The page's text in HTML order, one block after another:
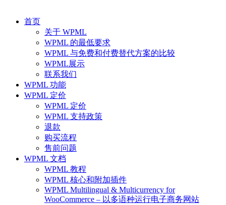
首页
关于 WPML
WPML 的最低要求
WPML 与免费和付费替代方案的比较
WPML展示
联系我们
WPML 功能
WPML 定价
WPML 定价
WPML 支持政策
退款
购买流程
售前问题
WPML 文档
WPML 教程
WPML 核心和附加插件
WPML Multilingual & Multicurrency for
WooCommerce – 以多语种运行电子商务网站